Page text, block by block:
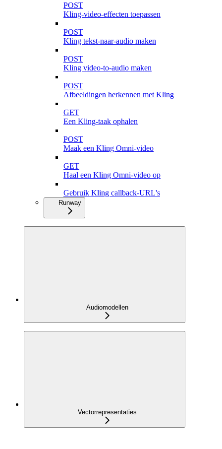
POST
Kling-video-effecten toepassen
POST
Kling tekst-naar-audio maken
POST
Kling video-to-audio maken
POST
Afbeeldingen herkennen met Kling
GET
Een Kling-taak ophalen
POST
Maak een Kling Omni-video
GET
Haal een Kling Omni-video op
Gebruik Kling callback-URL's
Runway
Audiomodellen
Vectorrepresentaties